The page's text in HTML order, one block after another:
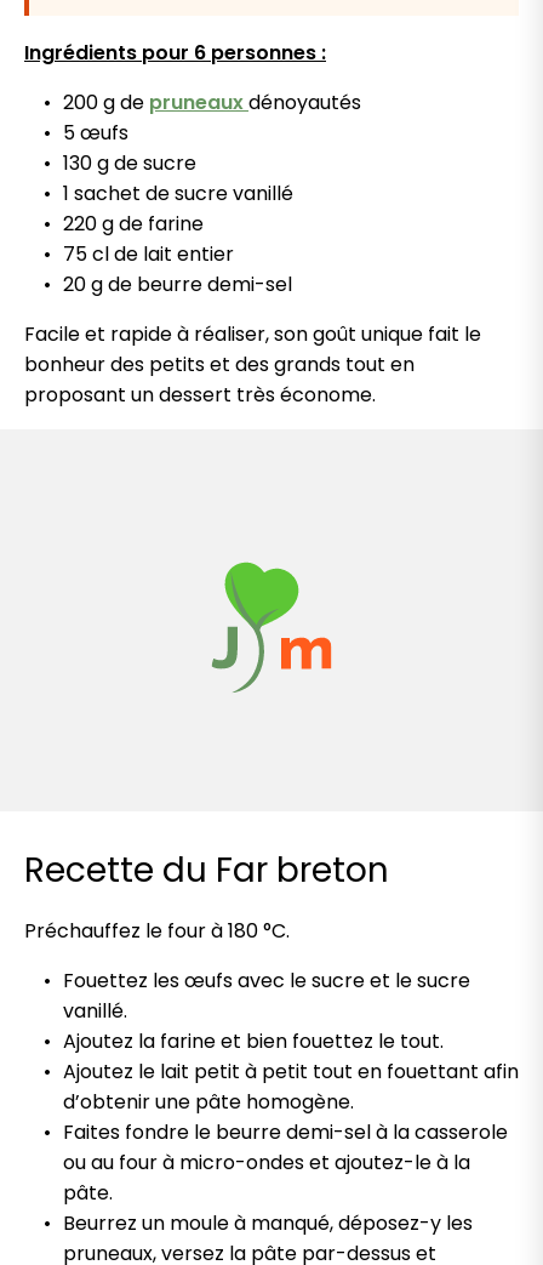
Ingrédients pour 6 personnes :
200 g de pruneauxdénoyautés
5 œufs
130 g de sucre
1 sachet de sucre vanillé
220 g de farine
75 cl de lait entier
20 g de beurre demi-sel
Facile et rapide à réaliser, son goût unique fait le
bonheur des petits et des grands tout en
proposant un dessert très économe.
Recette du Far breton
Préchauffez le four à 180 °C.
Fouettez les œufs avec le sucre et le sucre
vanillé.
Ajoutez la farine et bien fouettez le tout.
Ajoutez le lait petit à petit tout en fouettant afin
d’obtenir une pâte homogène.
Faites fondre le beurre demi-sel à la casserole
ou au four à micro-ondes et ajoutez-le à la
pâte.
Beurrez un moule à manqué, déposez-y les
pruneaux, versez la pâte par-dessus et